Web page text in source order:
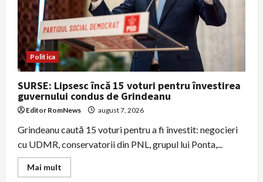
Politica
SURSE: Lipsesc încă 15 voturi pentru învestirea
guvernului condus de Grindeanu
Editor RomNews august 7, 2026
Grindeanu caută 15 voturi pentru a fi învestit: negocieri
cu UDMR, conservatorii din PNL, grupul lui Ponta,...
Mai mult
more